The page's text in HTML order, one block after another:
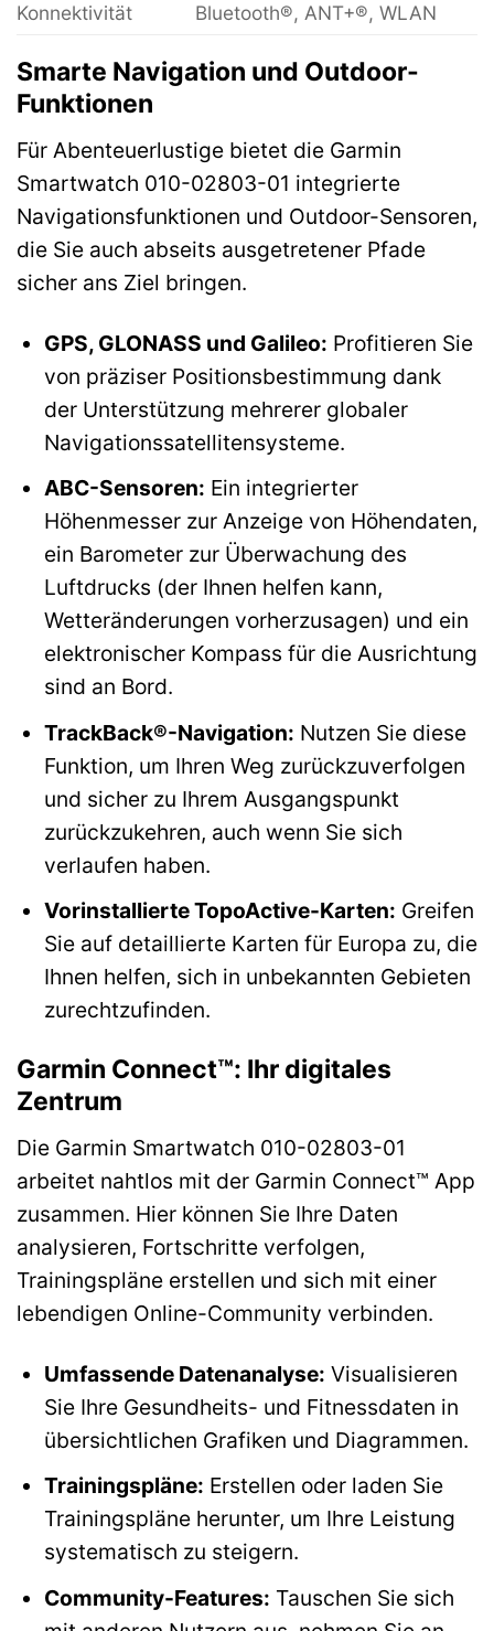
Konnektivität Bluetooth®, ANT+®, WLAN
Smarte Navigation und Outdoor-
Funktionen
Für Abenteuerlustige bietet die Garmin
Smartwatch 010-02803-01 integrierte
Navigationsfunktionen und Outdoor-Sensoren,
die Sie auch abseits ausgetretener Pfade
sicher ans Ziel bringen.
GPS, GLONASS und Galileo: Profitieren Sie
von präziser Positionsbestimmung dank
der Unterstützung mehrerer globaler
Navigationssatellitensysteme.
ABC-Sensoren: Ein integrierter
Höhenmesser zur Anzeige von Höhendaten,
ein Barometer zur Überwachung des
Luftdrucks (der Ihnen helfen kann,
Wetteränderungen vorherzusagen) und ein
elektronischer Kompass für die Ausrichtung
sind an Bord.
TrackBack®-Navigation: Nutzen Sie diese
Funktion, um Ihren Weg zurückzuverfolgen
und sicher zu Ihrem Ausgangspunkt
zurückzukehren, auch wenn Sie sich
verlaufen haben.
Vorinstallierte TopoActive-Karten: Greifen
Sie auf detaillierte Karten für Europa zu, die
Ihnen helfen, sich in unbekannten Gebieten
zurechtzufinden.
Garmin Connect™: Ihr digitales
Zentrum
Die Garmin Smartwatch 010-02803-01
arbeitet nahtlos mit der Garmin Connect™ App
zusammen. Hier können Sie Ihre Daten
analysieren, Fortschritte verfolgen,
Trainingspläne erstellen und sich mit einer
lebendigen Online-Community verbinden.
Umfassende Datenanalyse: Visualisieren
Sie Ihre Gesundheits- und Fitnessdaten in
übersichtlichen Grafiken und Diagrammen.
Trainingspläne: Erstellen oder laden Sie
Trainingspläne herunter, um Ihre Leistung
systematisch zu steigern.
Community-Features: Tauschen Sie sich